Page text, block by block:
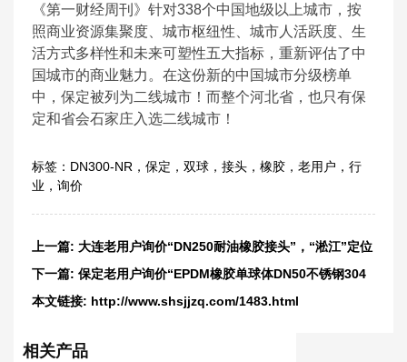
《第一财经周刊》针对338个中国地级以上城市，按
照商业资源集聚度、城市枢纽性、城市人活跃度、生
活方式多样性和未来可塑性五大指标，重新评估了中
国城市的商业魅力。在这份新的中国城市分级榜单
中，保定被列为二线城市！而整个河北省，也只有保
定和省会石家庄入选二线城市！
标签： DN300-NR ， 保定 ， 双球 ， 接头 ， 橡胶 ， 老用户 ， 行
业 ， 询价
上一篇: 大连老用户询价“DN250耐油橡胶接头”，“淞江”定位
在中高端
下一篇: 保定老用户询价“EPDM橡胶单球体DN50不锈钢304
法兰橡胶接头”
本文链接: http://www.shsjjzq.com/1483.html
相关产品